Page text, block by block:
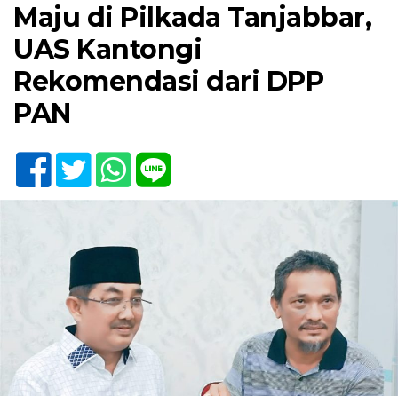
Maju di Pilkada Tanjabbar,
UAS Kantongi
Rekomendasi dari DPP
PAN